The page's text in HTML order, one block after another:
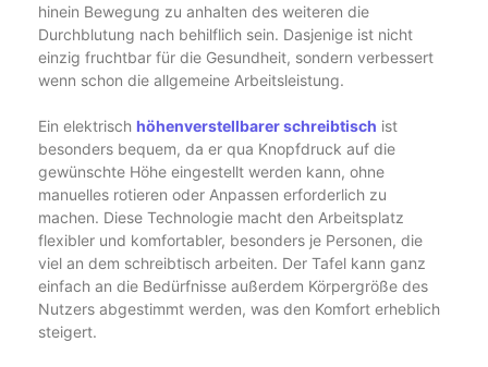
hinein Bewegung zu anhalten des weiteren die
Durchblutung nach behilflich sein. Dasjenige ist nicht
einzig fruchtbar für die Gesundheit, sondern verbessert
wenn schon die allgemeine Arbeitsleistung.
Ein elektrisch höhenverstellbarer schreibtisch ist
besonders bequem, da er qua Knopfdruck auf die
gewünschte Höhe eingestellt werden kann, ohne
manuelles rotieren oder Anpassen erforderlich zu
machen. Diese Technologie macht den Arbeitsplatz
flexibler und komfortabler, besonders je Personen, die
viel an dem schreibtisch arbeiten. Der Tafel kann ganz
einfach an die Bedürfnisse außerdem Körpergröße des
Nutzers abgestimmt werden, was den Komfort erheblich
steigert.